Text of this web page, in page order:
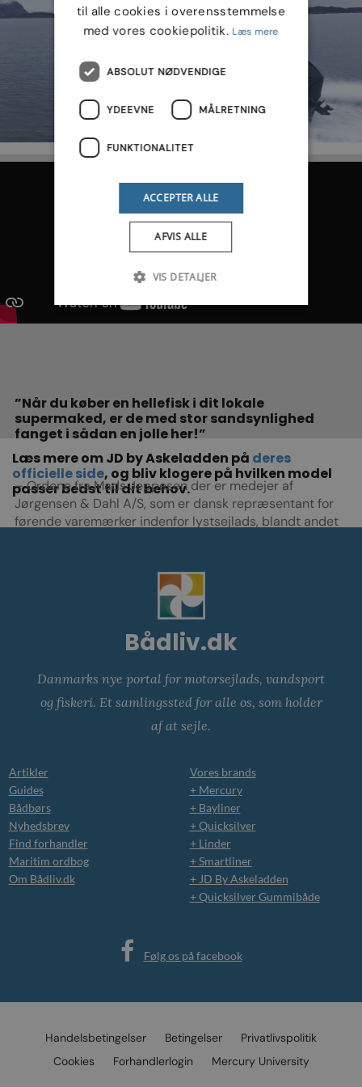
”Når du køber en hellefisk i dit lokale
supermaked, er de med stor sandsynlighed
fanget i sådan en jolle her!”
– Ordene fra Mads Jeppesen der er medejer af
Jørgensen & Dahl A/S, som er dansk repræsentant for
førende varemærker indenfor lystsejlads, blandt andet
Læs mere om JD by Askeladden på deres
officielle side, og bliv klogere på hvilken model
passer bedst til dit behov.
Bådliv.dk
Danmarks nye portal for motorsejlads, vandsport
og fiskeri. Et samlingssted for alle os, som holder
af at sejle.
Artikler
Guides
Bådbørs
Nyhedsbrev
Find forhandler
Maritim ordbog
Om Bådliv.dk
Vores brands
+ Mercury
+ Bayliner
+ Quicksilver
+ Linder
+ Smartliner
+ JD By Askeladden
+ Quicksilver Gummibåde
Følg os på facebook
Handelsbetingelser Betingelser
Privatlivspolitik
Cookies
Forhandlerlogin Mercury University
til alle cookies i overensstemmelse
med vores cookiepolitik. Læs mere
ABSOLUT NØDVENDIGE
YDEEVNE MÅLRETNING
FUNKTIONALITET
ACCEPTER ALLE
AFVIS ALLE
VIS DETALJER